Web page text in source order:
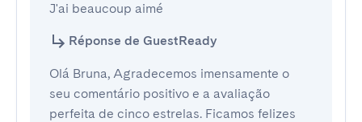
J'ai beaucoup aimé
Réponse de GuestReady
Olá Bruna, Agradecemos imensamente o
seu comentário positivo e a avaliação
perfeita de cinco estrelas. Ficamos felizes